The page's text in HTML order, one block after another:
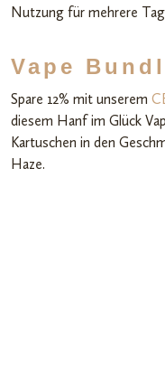
Nutzung für mehrere
Vape
Spare 12% mit unserem
diesem Hanf im Glück
Kartuschen in den
Haze.